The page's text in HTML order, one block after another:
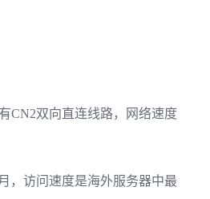
CN2双向直连线路，网络速度
，访问速度是海外服务器中最